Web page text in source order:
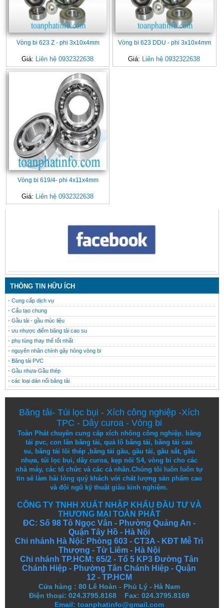
Vòng bi 623 Z - phi 3x10x4mm
Giá: Liên hệ 0932322638
Vòng bi 623 DDU - phi 3x10x4mm
Giá: Liên hệ 0932322638
Vòng bi 619/4- phi 4x11x4mm
Giá: Liên hệ 0932322638
THÔNG TIN HỮU ÍCH
- Cung cấp dịch vụ
- Cấu tạo chung
- Gầu tải - gầu múc liệu
- ưu nhược điểm băng tải cao su
- phụ tùng thay thế tốt nhất
- nguyên nhân chính gây hỏng vòng bi
- Băng tải PVC
- Gầu nhưa-Gầu thép
- các loại dán nối băng tải
Băng tải- Túi lọc bụi - Xích công nghiệp-Xích
TPC - Dây curoa- Vòng bi
Toàn Phát chuyên cung cấp xích nhông công nghiệp, băng
tải pvc,con lăn băng tải,quả lô băng tải, băng tải cao
su, băng tải lõi thép, băng tải gầu, gầu tải, gầu sắt, gầu
nhựa, túi lọc bụi, dây curoa, kẹp nối S4, vòng bi cho các
nhà máy, các tổ chức và các cá nhân.Chúng tôi luôn luôn tự
tin sẽ làm hài lòng quý khách với chất lượng sảnphẩm cao
vàđội ngũ kỹ thuậtgiàu kinh nghiệm.
CÔNG TY TNHH XUẤT NHẬP KHẨU ĐẦU TƯ VÀ
THƯƠNG MẠI TOÀN PHÁT
ĐC: Số 98 Tô Ngọc Vân - Phường Quảng An -
Quận Tây Hồ - Hà Nội
Chi nhánh Hà Nội: Phòng 603 - CT3A - KĐT Mễ Trì
Thượng - Từ Liêm - Hà Nội
Chi nhánh TP.HCM: 65/2 - Tổ 5 KP3 Đường Tân
Chánh Hiệp - Phường Tân Chánh Hiệp - Quận
12 - TP.HCM
Cửa hàng : 80 Lê Hoàn - Phủ Lý - Hà Nam
Điện thoại: 024.3795.8168 Fax: 024.3795.8169
Email: toanphatinfo@gmail.com